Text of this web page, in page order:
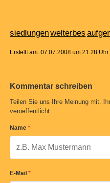
siedlungenwelterbes
Erstellt am: 07.07.2008 um 21:28
Kommentar schreiben
Teilen Sie uns Ihre Meinung mit.
veroeffentlicht.
Name *
E-Mail *